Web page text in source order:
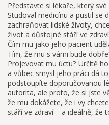
Představte si lékaře, který
Studoval medicínu a pustil se
zachraňovat lidské životy,
život a důstojné stáří ve
Čím mu jako jeho pacient
Tím, že mu s vámi bude
Projevovat mu úctu? Určitě
a vůbec smysl jeho práci dá
podstoupíte doporučovanou
autorita, ale proto, že si jste
že mu dokážete, že i vy
stáří ve zdraví – a ideálně, že